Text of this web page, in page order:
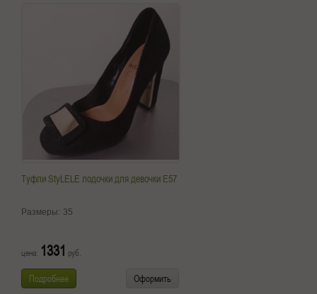
Туфли StyLELE лодочки для девочки E57
Размеры: 35
цена: 1331 руб.
Подробнее Оформить